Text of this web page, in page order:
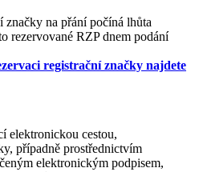
značky na přání počíná lhůta
rezervované RZP dnem podání
registrační značky najdete
elektronickou cestou,
případně prostřednictvím
elektronickým podpisem,